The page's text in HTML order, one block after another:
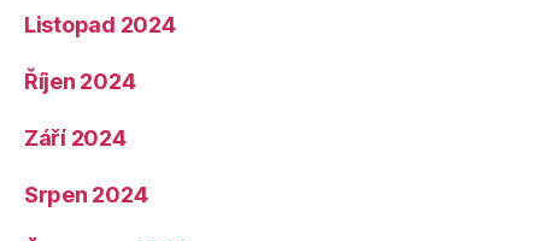
Listopad 2024
Říjen 2024
Září 2024
Srpen 2024